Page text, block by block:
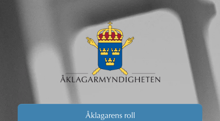
Åklagarens roll